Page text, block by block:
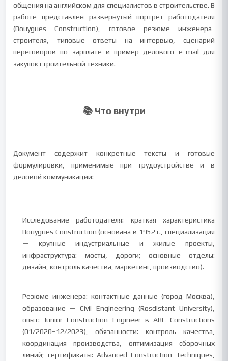
общения на английском для специалистов в строительстве. В
работе представлен развернутый портрет работодателя
(Bouygues Construction), готовое резюме инженера-
строителя, типовые ответы на интервью, сценарий
переговоров по зарплате и пример делового e-mail для
закупок строительной техники.
📚 Что внутри
Документ содержит конкретные тексты и готовые
формулировки, применимые при трудоустройстве и в
деловой коммуникации:
Исследование работодателя: краткая характеристика
Bouygues Construction (основана в 1952 г., специализация
— крупные индустриальные и жилые проекты,
инфраструктура: мосты, дороги; основные отделы:
дизайн, контроль качества, маркетинг, производство).
Резюме инженера: контактные данные (город Москва),
образование — Civil Engineering (Rosdistant University),
опыт: Junior Construction Engineer в ABC Constructions
(01/2020–12/2023), обязанности: контроль качества,
координация производства, оптимизация сборочных
линий; сертификаты: Advanced Construction Techniques,